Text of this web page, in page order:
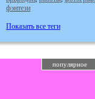
фэнтези
Показать все теги
популярное